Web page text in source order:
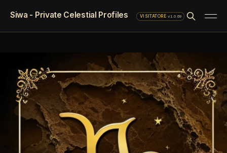
Siwa - Private Celestial Profiles VISITATORE·v1.0.69